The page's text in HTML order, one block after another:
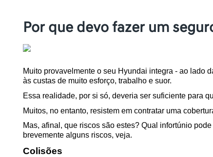
Por que devo fazer um
Muito provavelmente o seu Hyundai integra - ao lado
às custas de muito esforço, trabalho e suor.
Essa realidade, por si só, deveria ser suficiente para
Muitos, no entanto, resistem em contratar uma
Mas, afinal, que riscos são estes? Qual infortúnio
brevemente alguns riscos, veja.
Colisões